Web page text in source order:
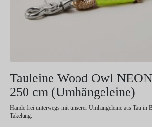
Tauleine Wood Owl
250 cm (Umhängeleine)
Hände frei unterwegs mit unserer Umhängeleine aus Tau in
Takelung.